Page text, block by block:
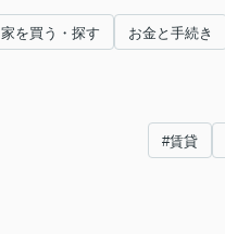
家を買う・探す お金と手続き
#賃貸